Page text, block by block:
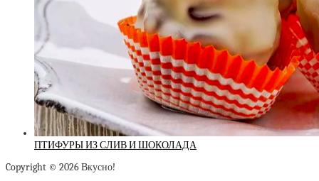
ПТИФУРЫ ИЗ СЛИВ И ШОКОЛАДА
Copyright © 2026 Вкусно!